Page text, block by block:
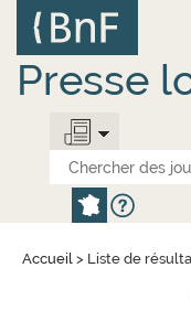
contenu
principal
Presse
Accueil > Liste de
Panneau de gestion des